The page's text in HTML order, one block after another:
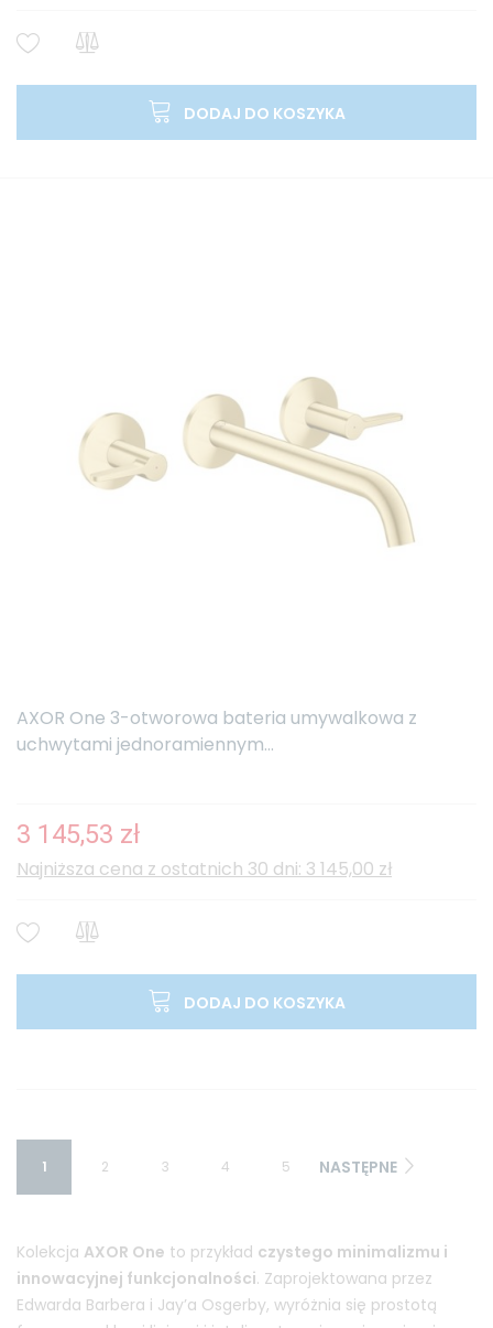
DODAJ DO KOSZYKA
AXOR One 3-otworowa bateria umywalkowa z
uchwytami jednoramiennym...
3 145,53 zł
Najniższa cena z ostatnich 30 dni: 3 145,00 zł
DODAJ DO KOSZYKA
1 2 3 4 5 NASTĘPNE
Kolekcja AXOR One to przykład czystego minimalizmu i
innowacyjnej funkcjonalności. Zaprojektowana przez
Edwarda Barbera i Jay’a Osgerby, wyróżnia się prostotą